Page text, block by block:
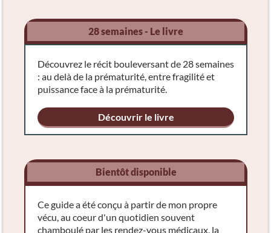
28 semaines - Le livre
Découvrez le récit bouleversant de 28 semaines
: au delà de la prématurité, entre fragilité et
puissance face à la prématurité.
Découvrir le livre
Bientôt disponible
Ce guide a été conçu à partir de mon propre
vécu, au coeur d'un quotidien souvent
chamboulé par les rendez-vous médicaux, la